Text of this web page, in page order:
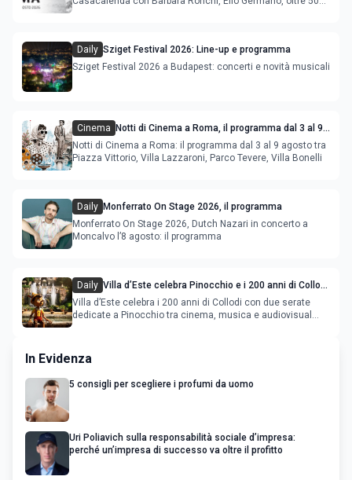
Daily Sziget Festival 2026: Line-up e programma
Sziget Festival 2026 a Budapest: concerti e novità musicali
Cinema Notti di Cinema a Roma, il programma dal 3 al 9
Notti di Cinema a Roma: il programma dal 3 al 9 agosto tra
Piazza Vittorio, Villa Lazzaroni, Parco Tevere, Villa Bonelli
Daily Monferrato On Stage 2026, il programma
Monferrato On Stage 2026, Dutch Nazari in concerto a
Moncalvo l’8 agosto: il programma
Daily Villa d’Este celebra Pinocchio e i 200 anni di Collodi
con cinema, musica e audiovisual mapping
Villa d’Este celebra i 200 anni di Collodi con due serate
dedicate a Pinocchio tra cinema, musica e audiovisual
In Evidenza
5 consigli per scegliere i profumi da uomo
Uri Poliavich sulla responsabilità sociale d’impresa:
perché un’impresa di successo va oltre il profitto